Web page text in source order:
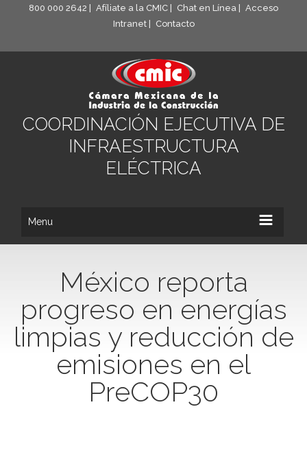
800 000 2642 | Afíliate a la CMIC | Chat en Línea |
Acceso
Intranet |
Contacto
COORDINACIÓN EJECUTIVA DE
INFRAESTRUCTURA
ELÉCTRICA
Menu
México reporta
progreso en energías
limpias y reducción de
emisiones en el
PreCOP30